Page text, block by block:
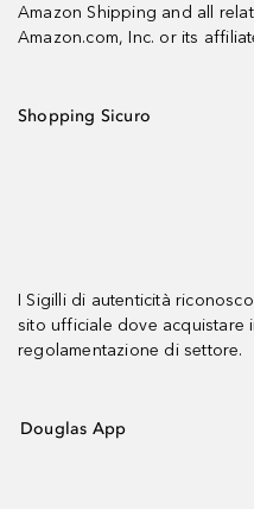
Amazon Shipping and all
Amazon.com, Inc. or its
Shopping Sicuro
I Sigilli di autenticità
sito ufficiale dove acquistare
regolamentazione di settore.
Douglas App